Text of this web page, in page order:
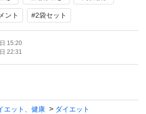
ント #2袋セット
15:20
22:31
エット、健康
ダイエット